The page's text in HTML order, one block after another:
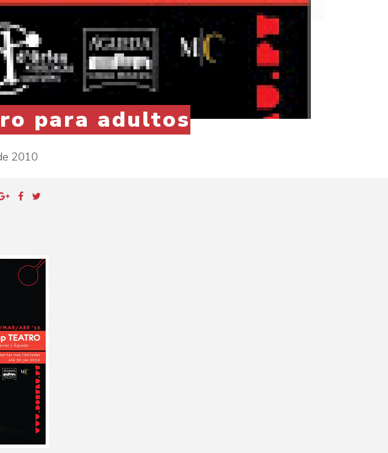
para adultos
2010